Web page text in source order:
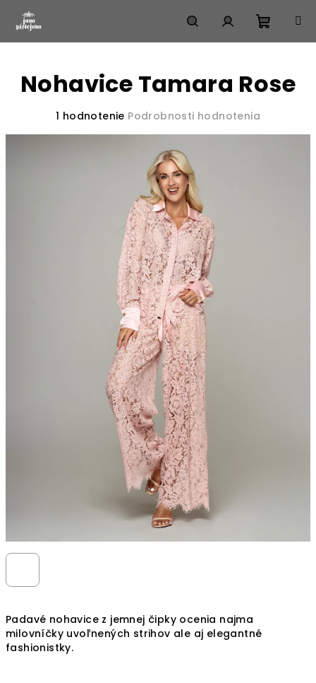
obsah
HľadaťPrihlásenie
košík
Padavé nohavice z jemnej čipky ocenia najma
milovníčky uvoľnených strihov ale aj elegantné
fashionistky.
Nohavice Tamara Rose
Priemerné
1 hodnotenie Podrobnosti hodnotenia